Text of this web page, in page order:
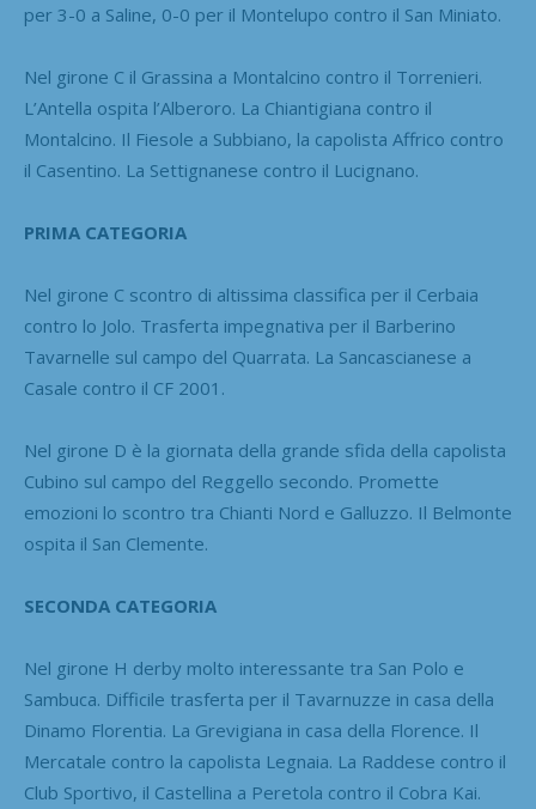
per 3-0 a Saline, 0-0 per il Montelupo contro il San Miniato.
Nel girone C il Grassina a Montalcino contro il Torrenieri.
L’Antella ospita l’Alberoro. La Chiantigiana contro il
Montalcino. Il Fiesole a Subbiano, la capolista Affrico contro
il Casentino. La Settignanese contro il Lucignano.
PRIMA CATEGORIA
Nel girone C scontro di altissima classifica per il Cerbaia
contro lo Jolo. Trasferta impegnativa per il Barberino
Tavarnelle sul campo del Quarrata. La Sancascianese a
Casale contro il CF 2001.
Nel girone D è la giornata della grande sfida della capolista
Cubino sul campo del Reggello secondo. Promette
emozioni lo scontro tra Chianti Nord e Galluzzo. Il Belmonte
ospita il San Clemente.
SECONDA CATEGORIA
Nel girone H derby molto interessante tra San Polo e
Sambuca. Difficile trasferta per il Tavarnuzze in casa della
Dinamo Florentia. La Grevigiana in casa della Florence. Il
Mercatale contro la capolista Legnaia. La Raddese contro il
Club Sportivo, il Castellina a Peretola contro il Cobra Kai.